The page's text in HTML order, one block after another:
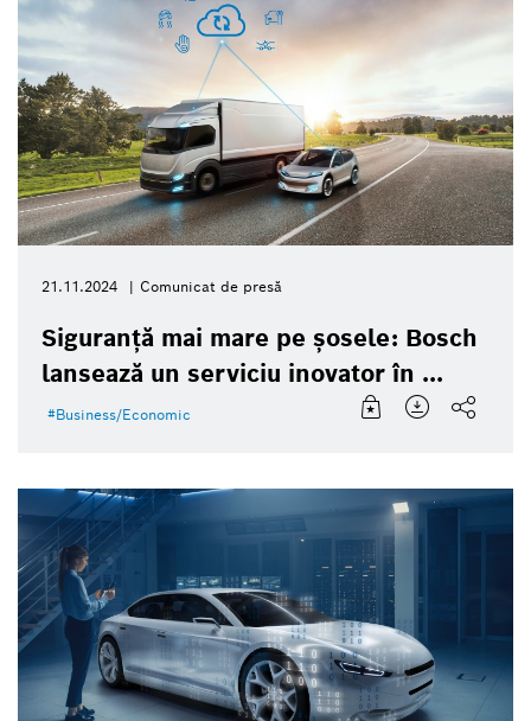
21.11.2024 Comunicat de presă
Siguranță mai mare pe șosele: Bosch
lansează un serviciu inovator în ...
Business/Economic